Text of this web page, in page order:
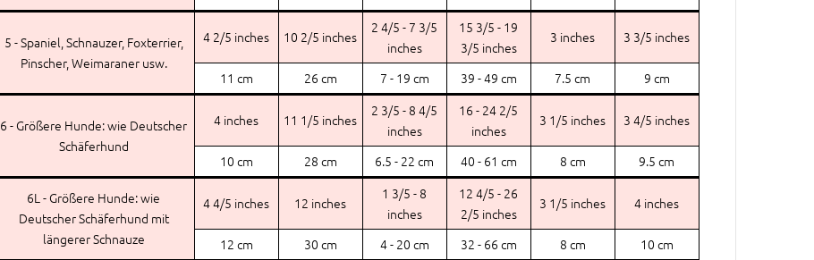
5 - Spaniel, Schnauzer, Foxterrier,
Pinscher, Weimaraner usw.
4 2/5 inches 10 2/5 inches
2 4/5 - 7 3/5
inches
15 3/5 - 19
3/5 inches
3 inches 3 3/5 inches
11 cm 26 cm 7 - 19 cm 39 - 49 cm 7.5 cm 9 cm
6 - Größere Hunde: wie Deutscher
Schäferhund
4 inches 11 1/5 inches
2 3/5 - 8 4/5
inches
16 - 24 2/5
inches
3 1/5 inches 3 4/5 inches
10 cm 28 cm 6.5 - 22 cm 40 - 61 cm 8 cm 9.5 cm
6L - Größere Hunde: wie
Deutscher Schäferhund mit
längerer Schnauze
4 4/5 inches 12 inches
1 3/5 - 8
inches
12 4/5 - 26
2/5 inches
3 1/5 inches 4 inches
12 cm 30 cm 4 - 20 cm 32 - 66 cm 8 cm 10 cm